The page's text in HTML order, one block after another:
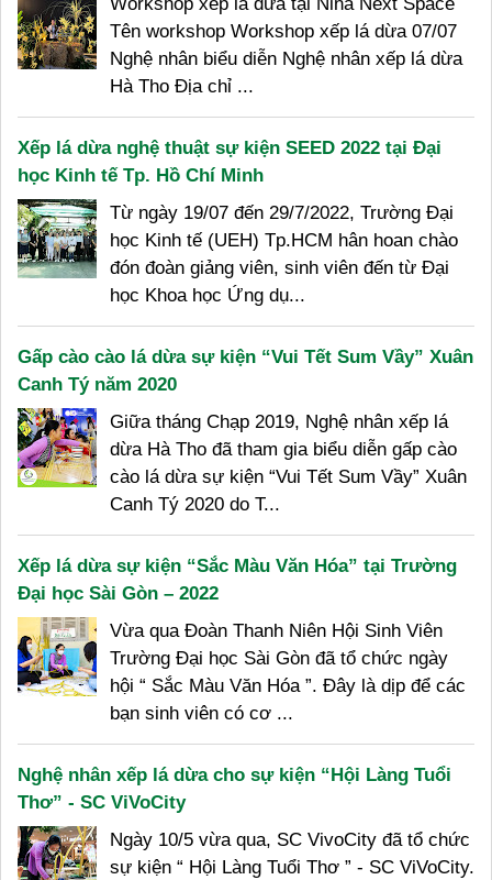
Tên workshop Workshop xếp lá dừa 07/07
Nghệ nhân biểu diễn Nghệ nhân xếp lá dừa
Hà Tho Địa chỉ ...
Xếp lá dừa nghệ thuật sự kiện SEED 2022 tại Đại
học Kinh tế Tp. Hồ Chí Minh
Từ ngày 19/07 đến 29/7/2022, Trường Đại
học Kinh tế (UEH) Tp.HCM hân hoan chào
đón đoàn giảng viên, sinh viên đến từ Đại
học Khoa học Ứng dụ...
Gấp cào cào lá dừa sự kiện “Vui Tết Sum Vầy” Xuân
Canh Tý năm 2020
Giữa tháng Chạp 2019, Nghệ nhân xếp lá
dừa Hà Tho đã tham gia biểu diễn gấp cào
cào lá dừa sự kiện “Vui Tết Sum Vầy” Xuân
Canh Tý 2020 do T...
Xếp lá dừa sự kiện “Sắc Màu Văn Hóa” tại Trường
Đại học Sài Gòn – 2022
Vừa qua Đoàn Thanh Niên Hội Sinh Viên
Trường Đại học Sài Gòn đã tổ chức ngày
hội “ Sắc Màu Văn Hóa ”. Đây là dịp để các
bạn sinh viên có cơ ...
Nghệ nhân xếp lá dừa cho sự kiện “Hội Làng Tuổi
Thơ” - SC ViVoCity
Ngày 10/5 vừa qua, SC VivoCity đã tổ chức
sự kiện “ Hội Làng Tuổi Thơ ” - SC ViVoCity.